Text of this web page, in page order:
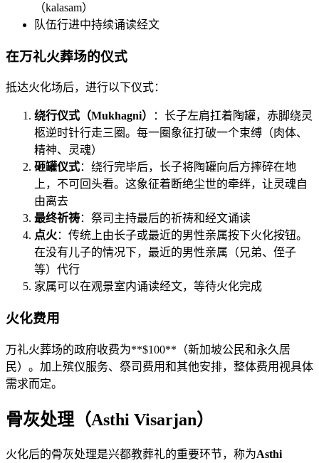
（kalasam）
队伍行进中持续诵读经文
在万礼火葬场的仪式
抵达火化场后，进行以下仪式：
绕行仪式（Mukhagni）
：长子左肩扛着陶罐，赤脚绕灵
柩逆时针行走三圈。每一圈象征打破一个束缚（肉体、
精神、灵魂）
砸罐仪式：绕行完毕后，长子将陶罐向后方摔碎在地
上，不可回头看。这象征着断绝尘世的牵绊，让灵魂自
由离去
最终祈祷：祭司主持最后的祈祷和经文诵读
点火：传统上由长子或最近的男性亲属按下火化按钮。
在没有儿子的情况下，最近的男性亲属（兄弟、侄子
等）代行
家属可以在观景室内诵读经文，等待火化完成
火化费用
万礼火葬场的政府收费为**$100**（新加坡公民和永久居
民）。加上殡仪服务、祭司费用和其他安排，整体费用视具体
需求而定。
骨灰处理（Asthi Visarjan）
火化后的骨灰处理是兴都教葬礼的重要环节，称为Asthi